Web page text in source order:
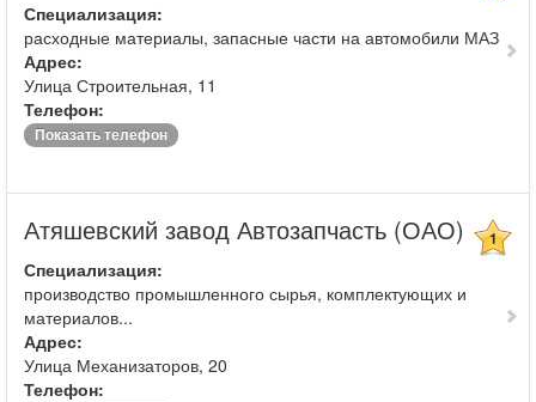
Специализация:
расходные материалы, запасные части на автомобили МАЗ
Адрес:
Улица Строительная, 11
Телефон:
Показать телефон
Атяшевский завод Автозапчасть (ОАО) 1
Специализация:
производство промышленного сырья, комплектующих и
материалов...
Адрес:
Улица Механизаторов, 20
Телефон: